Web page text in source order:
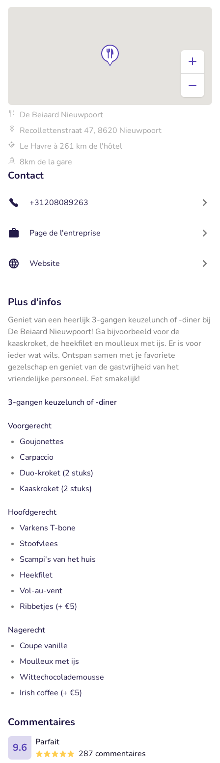
De Beiaard Nieuwpoort
Recollettenstraat 47, 8620 Nieuwpoort
Le Havre à 261 km de l'hôtel
8km de la gare
Contact
+31208089263
Page de l'entreprise
Website
Plus d'infos
Geniet van een heerlijk 3-gangen keuzelunch of -diner bij
De Beiaard Nieuwpoort! Ga bijvoorbeeld voor de
kaaskroket, de heekfilet en moulleux met ijs. Er is voor
ieder wat wils. Ontspan samen met je favoriete
gezelschap en geniet van de gastvrijheid van het
vriendelijke personeel. Eet smakelijk!
3-gangen keuzelunch of -diner
Voorgerecht
Goujonettes
Carpaccio
Duo-kroket (2 stuks)
Kaaskroket (2 stuks)
Hoofdgerecht
Varkens T-bone
Stoofvlees
Scampi's van het huis
Heekfilet
Vol-au-vent
Ribbetjes (+ €5)
Nagerecht
Coupe vanille
Moulleux met ijs
Wittechocolademousse
Irish coffee (+ €5)
Commentaires
9.6
Parfait
287 commentaires